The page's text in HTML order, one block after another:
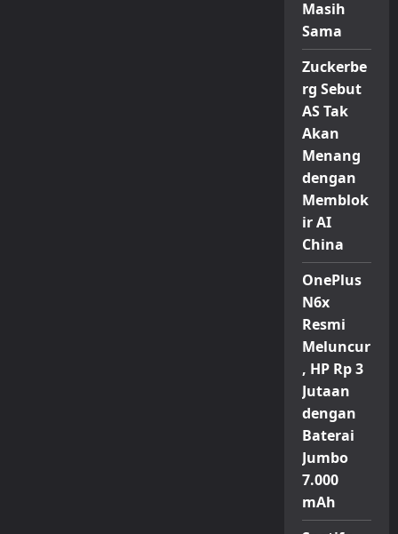
Masih
Sama
Zuckerbe
rg Sebut
AS Tak
Akan
Menang
dengan
Memblok
ir AI
China
OnePlus
N6x
Resmi
Meluncur
, HP Rp 3
Jutaan
dengan
Baterai
Jumbo
7.000
mAh